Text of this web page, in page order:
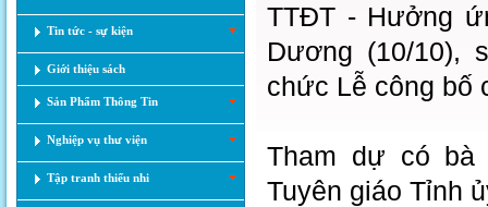
Tin tức - sự kiện
Giới thiệu sách
Sản Phẩm Thông Tin
Nghiệp vụ thư viện
Tập tranh thiếu nhi
TTĐT - Hưởng
Dương (10/10),
chức Lễ công bố
Tham dự có bà
Tuyên giáo Tỉnh